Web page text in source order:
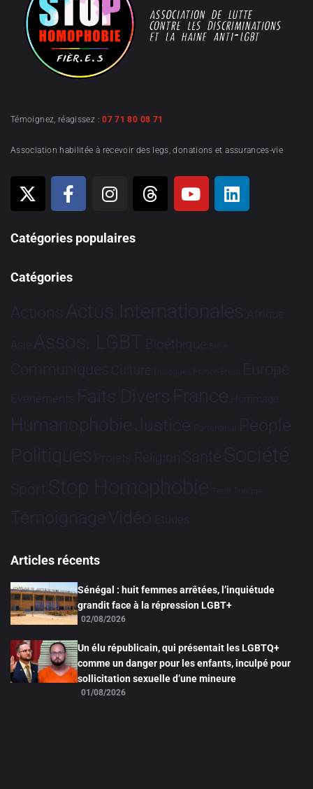
Témoignez, réagissez :07 71 80 08 71
Association habilitée à recevoir des legs, donations et assurances-vie
Catégories populaires
Catégories
Actions Actus Internationales Afrique
Asie Assos. LGBT Bioéthique Brève
Communiqués Culture Dialogues France-Brésil Europe
Evénements Faits Divers France Hommage
HumanophobieJustice Partenariat People
Politiques Projets Religion Santé Société
Sport Stop Homophobie Tech Tribune
TémoignageVidéo Études
Articles récents
Sénégal : huit femmes arrêtées, l’inquiétude
grandit face à la répression LGBT+
02/08/2026
Un élu républicain, qui présentait les LGBTQ+
comme un danger pour les enfants, inculpé pour
sollicitation sexuelle d’une mineure
01/08/2026